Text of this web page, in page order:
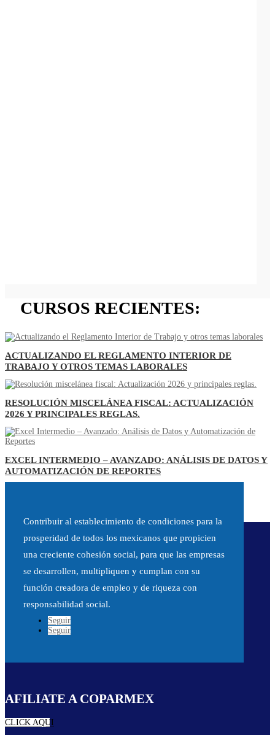
CURSOS RECIENTES:
ACTUALIZANDO EL REGLAMENTO INTERIOR DE
TRABAJO Y OTROS TEMAS LABORALES
RESOLUCIÓN MISCELÁNEA FISCAL: ACTUALIZACIÓN
2026 Y PRINCIPALES REGLAS.
EXCEL INTERMEDIO – AVANZADO: ANÁLISIS DE DATOS Y
AUTOMATIZACIÓN DE REPORTES
Contribuir al establecimiento de condiciones para la
prosperidad de todos los mexicanos que propicien
una creciente cohesión social, para que las empresas
se desarrollen, multipliquen y cumplan con su
función creadora de empleo y de riqueza con
responsabilidad social.
Seguir
Seguir
AFILIATE A COPARMEX
CLICK AQUI